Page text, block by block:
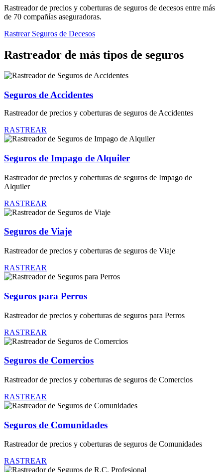
Rastreador de precios y coberturas de seguros de decesos entre más
de 70 compañías aseguradoras.
Rastrear Seguros de Decesos
Rastreador de más tipos de seguros
Seguros de Accidentes
Rastreador de precios y coberturas de seguros de Accidentes
RASTREAR
Seguros de Impago de Alquiler
Rastreador de precios y coberturas de seguros de Impago de
Alquiler
RASTREAR
Seguros de Viaje
Rastreador de precios y coberturas de seguros de Viaje
RASTREAR
Seguros para Perros
Rastreador de precios y coberturas de seguros para Perros
RASTREAR
Seguros de Comercios
Rastreador de precios y coberturas de seguros de Comercios
RASTREAR
Seguros de Comunidades
Rastreador de precios y coberturas de seguros de Comunidades
RASTREAR